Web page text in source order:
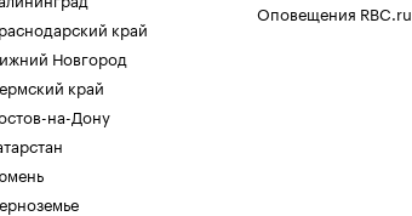
край
Новгород
край
на-Дону
Оповещения RBC.ru